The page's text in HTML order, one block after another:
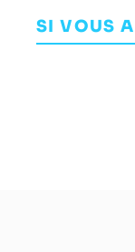
SI VOUS
THE CREATIVE